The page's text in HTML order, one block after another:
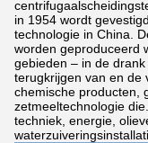
in 1954 wordt
technologie in China.
worden geproduceerd
gebieden – in de
terugkrijgen van en de
chemische producten,
zetmeeltechnologie
techniek, energie,